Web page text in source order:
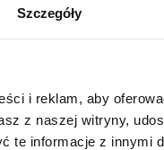
Szczegóły
i reklam, aby
z naszej witryny,
te informacje z innymi